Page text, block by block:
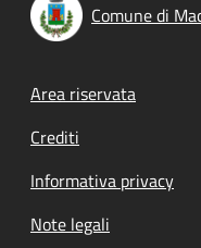
Comune di
Footer menu
Area riservata
Crediti
Informativa privacy
Note legali